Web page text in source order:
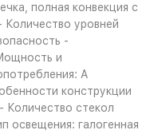
полная конвекция с
уровней
-
и
A
конструкции
Количество стекол
освещения: галогенная